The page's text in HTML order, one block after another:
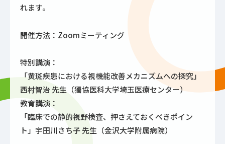
れます。
開催方法：Zoomミーティング
特別講演：
「黄斑疾患における視機能改善メカニズムへの探究」
西村智治 先生（獨協医科大学埼玉医療センター）
教育講演：
「臨床での静的視野検査、押さえておくべきポイン
ト」宇田川さち子 先生（金沢大学附属病院）